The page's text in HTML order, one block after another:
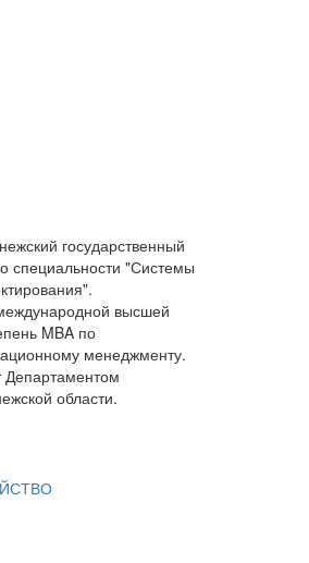
государственный
специальности "Системы
высшей
MBA по
менеджменту.
Департаментом
области.